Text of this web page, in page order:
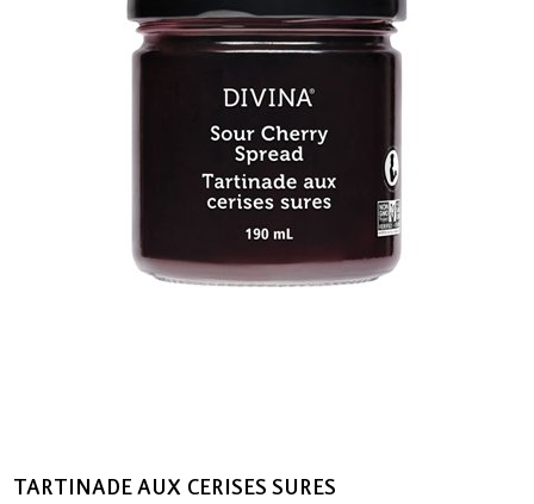
TARTINADE AUX CERISES SURES